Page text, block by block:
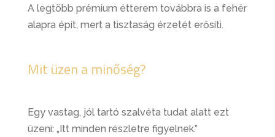
A legtöbb prémium étterem továbbra is a fehér
alapra épít, mert a tisztaság érzetét erősíti.
Mit üzen a minőség?
Egy vastag, jól tartó szalvéta tudat alatt ezt
üzeni: „Itt minden részletre figyelnek.”